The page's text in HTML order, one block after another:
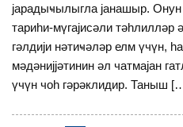
јарадыҹылыгла јанашыр.
тариһи-мүгајисəли тəһлиллəр
гəлдији нəтиҹəлəр елм үчүн,
мəдəнијјəтинин əл чатмајан
үчүн чоһ гəрəклидир. Таныш